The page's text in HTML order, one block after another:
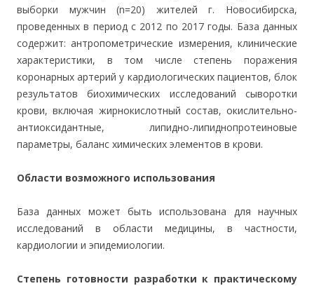
выборки мужчин (n=20) жителей г. Новосибирска,
проведенных в период с 2012 по 2017 годы. База данных
содержит: антропометрические измерения, клинические
характеристики, в том числе степень поражения
коронарных артерий у кардиологических пациентов, блок
результатов биохимических исследований сыворотки
крови, включая жирнокислотный состав, окислительно-
антиоксидантные, липидно-липиднопротеиновые
параметры, баланс химических элементов в крови.
Области возможного использования
База данных может быть использована для научных
исследований в области медицины, в частности,
кардиологии и эпидемиологии.
Степень готовности разработки к практическому